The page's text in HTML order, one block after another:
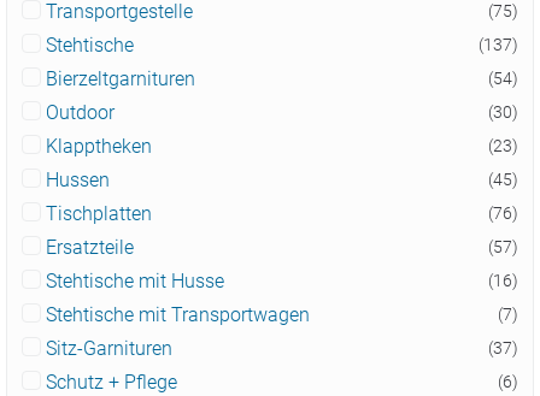
Transportgestelle (75)
Stehtische (137)
Bierzeltgarnituren (54)
Outdoor (30)
Klapptheken (23)
Hussen (45)
Tischplatten (76)
Ersatzteile (57)
Stehtische mit Husse (16)
Stehtische mit Transportwagen (7)
Sitz-Garnituren (37)
Schutz + Pflege (6)